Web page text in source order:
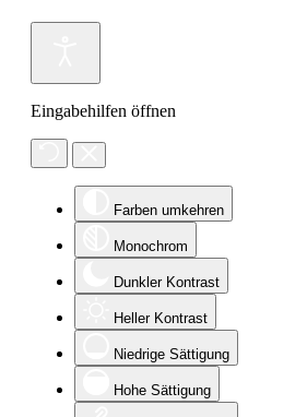
Eingabehilfen öffnen
Farben umkehren
Monochrom
Dunkler Kontrast
Heller Kontrast
Niedrige Sättigung
Hohe Sättigung